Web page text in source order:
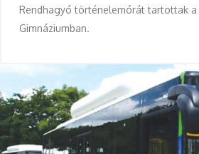
Rendhagyó történelemórát tartottak a
Gimnáziumban.